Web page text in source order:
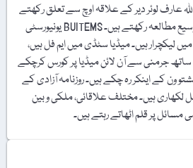
عارف لوئر دیر کے علاقہ اوچ سے تعلق رکھتے
ہیں۔ وسیع مطالعہ رکھتے ہیں۔ BUITEMS یونیورسٹی
لیکچرار ہیں۔ میڈیا سٹڈی میں ایم فل ہیں،
جرمنی سے آن لائن میڈیا پر کورس کرچکے
ون کے اینکر رہ چکے ہیں۔ روزنامہ آزادی کے
لکھاری ہیں۔ مختلف علاقائی، ملکی و بین
مسائل پر قلم اٹھاتے رہتے ہیں۔